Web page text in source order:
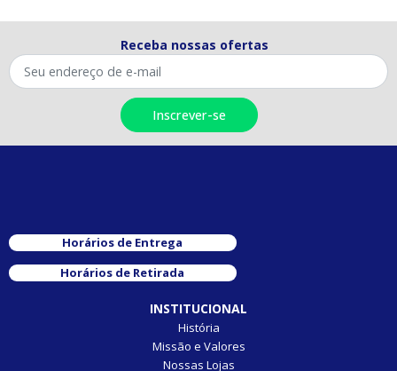
Receba nossas ofertas
Horários de Entrega
Horários de Retirada
INSTITUCIONAL
História
Missão e Valores
Nossas Lojas